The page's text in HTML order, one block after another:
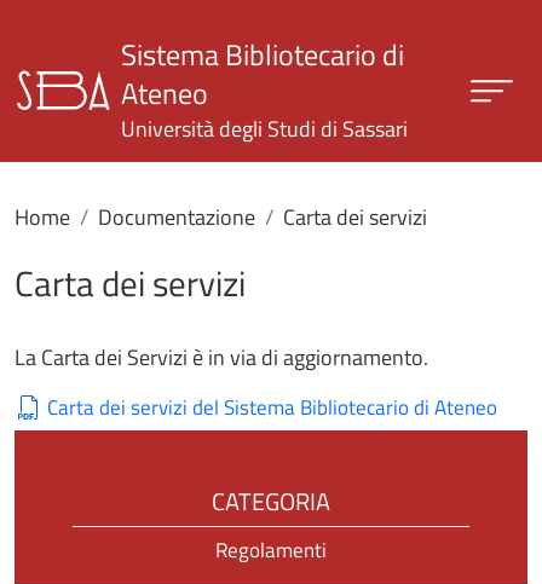
Sistema Bibliotecario di
Ateneo
Università degli Studi di Sassari
Home Documentazione Carta dei servizi
Carta dei servizi
La Carta dei Servizi è in via di aggiornamento.
Carta dei servizi del Sistema Bibliotecario di Ateneo
CATEGORIA
Regolamenti